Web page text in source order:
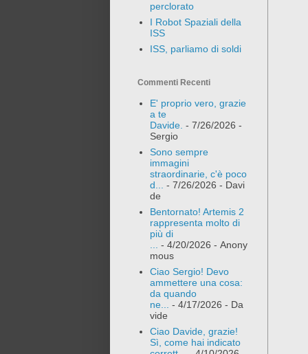
perclorato
I Robot Spaziali della
ISS
ISS, parliamo di soldi
Commenti Recenti
E' proprio vero, grazie
a te
Davide. - 7/26/2026 -
Sergio
Sono sempre
immagini
straordinarie, c'è poco
d... - 7/26/2026 - Davi
de
Bentornato! Artemis 2
rappresenta molto di
più di
... - 4/20/2026 - Anony
mous
Ciao Sergio! Devo
ammettere una cosa:
da quando
ne... - 4/17/2026 - Da
vide
Ciao Davide, grazie!
Sì, come hai indicato